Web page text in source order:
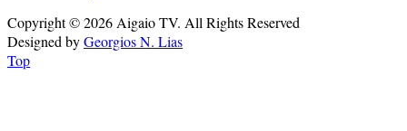
Copyright © 2026 Aigaio TV. All Rights Reserved
Designed byGeorgios N. Lias
Top